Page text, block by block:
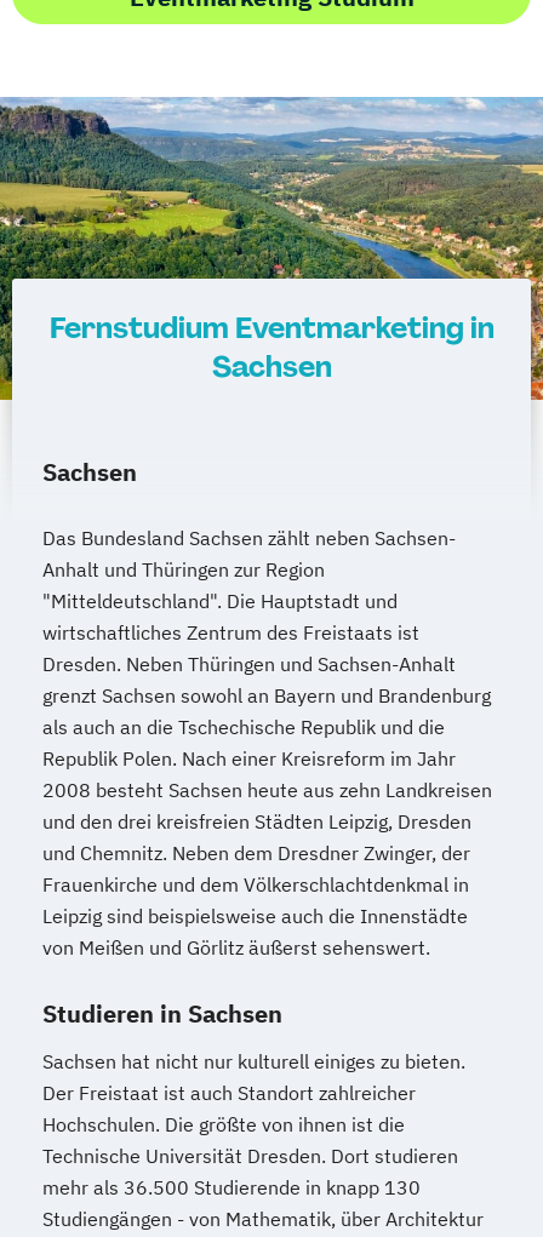
Fernstudium Eventmarketing in
Sachsen
Sachsen
Das Bundesland Sachsen zählt neben Sachsen-
Anhalt und Thüringen zur Region
"Mitteldeutschland". Die Hauptstadt und
wirtschaftliches Zentrum des Freistaats ist
Dresden. Neben Thüringen und Sachsen-Anhalt
grenzt Sachsen sowohl an Bayern und Brandenburg
als auch an die Tschechische Republik und die
Republik Polen. Nach einer Kreisreform im Jahr
2008 besteht Sachsen heute aus zehn Landkreisen
und den drei kreisfreien Städten Leipzig, Dresden
und Chemnitz. Neben dem Dresdner Zwinger, der
Frauenkirche und dem Völkerschlachtdenkmal in
Leipzig sind beispielsweise auch die Innenstädte
von Meißen und Görlitz äußerst sehenswert.
Studieren in Sachsen
Sachsen hat nicht nur kulturell einiges zu bieten.
Der Freistaat ist auch Standort zahlreicher
Hochschulen. Die größte von ihnen ist die
Technische Universität Dresden. Dort studieren
mehr als 36.500 Studierende in knapp 130
Studiengängen - von Mathematik, über Architektur